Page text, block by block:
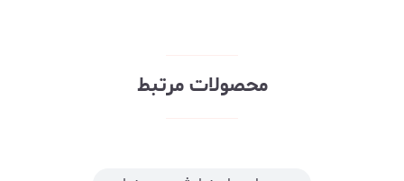
محصولات مرتبط